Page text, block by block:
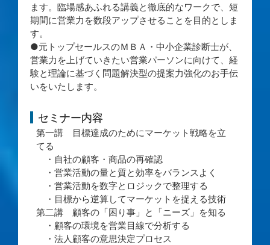
ます。臨場感あふれる講義と徹底的なワークで、短
期間に営業力を数段アップさせることを目的としま
す。
●元トップセールスのＭＢＡ・中小企業診断士が、
営業力を上げていきたい営業パーソンに向けて、経
験と理論に基づく問題解決型の提案力強化のお手伝
いをいたします。
セミナー内容
第一講 目標達成のためにマーケット戦略を立
てる
・自社の顧客・商品の再確認
・営業活動の量と質と効率をバランスよく
・営業活動を数字とロジックで整理する
・目標から逆算してマーケットを捉える技術
第二講 顧客の「困り事」と「ニーズ」を知る
・顧客の環境を営業目線で分析する
・法人顧客の意思決定プロセス